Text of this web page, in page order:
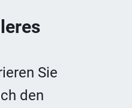
Sie
den